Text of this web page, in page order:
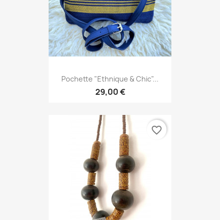
Pochette "Ethnique & Chic"...
29,00 €
favorite_border